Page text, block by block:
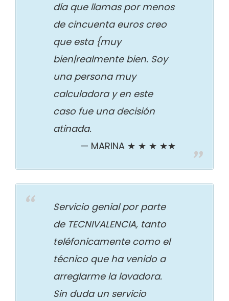
día que llamas por menos
de cincuenta euros creo
que esta {muy
bien|realmente bien. Soy
una persona muy
calculadora y en este
caso fue una decisión
atinada.
MARINA ★ ★ ★ ★★
Servicio genial por parte
de TECNIVALENCIA, tanto
teléfonicamente como el
técnico que ha venido a
arreglarme la lavadora.
Sin duda un servicio